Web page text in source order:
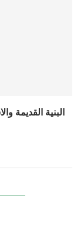
البنية القديمة